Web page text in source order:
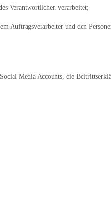
Verantwortlichen verarbeitet;
Auftragsverarbeiter und den
Media Accounts, die